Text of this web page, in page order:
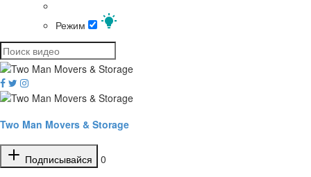
Режим
Two Man Movers & Storage
Подписывайся
0